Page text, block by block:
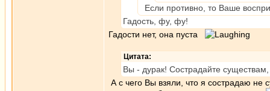
Если противно, то Ваше
Гадость, фу, фу!
Гадости нет, она пуста
Цитата:
Вы - дурак! Сострадайте
А с чего Вы взяли, что я сострадаю не